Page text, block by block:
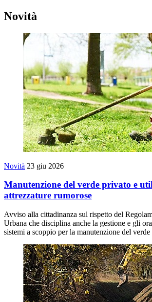
Novità
Novità 23 giu 2026
Manutenzione del verde privato e
attrezzature rumorose
Avviso alla cittadinanza sul rispetto del
Urbana che disciplina anche la gestione e gli
sistemi a scoppio per la manutenzione del